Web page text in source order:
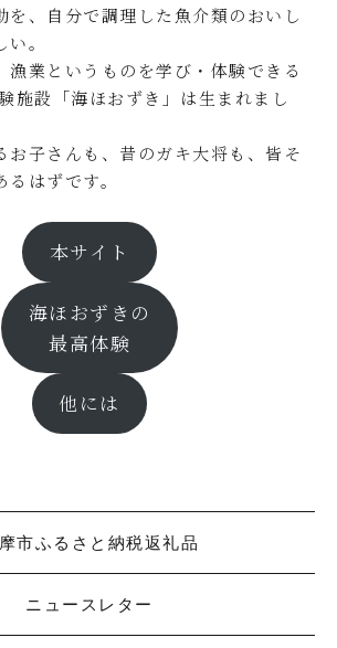
を、自分で調理した魚介類のおいし
。
漁業というものを学び・体験できる
施設「海ほおずき」は生まれまし
お子さんも、昔のガキ大将も、皆そ
はずです。
本サイト
海ほおずきの
最高体験
他には
市ふるさと納税返礼品
ニュースレター